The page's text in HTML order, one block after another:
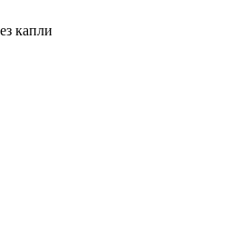
капли